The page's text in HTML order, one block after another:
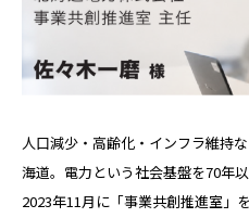
人口減少・高齢化・インフラ維持
海道。電力という社会基盤を70年
2023年11月に「事業共創推進室」